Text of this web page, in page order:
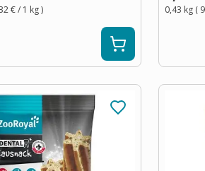
€/ 1 kg) 0,43 kg (